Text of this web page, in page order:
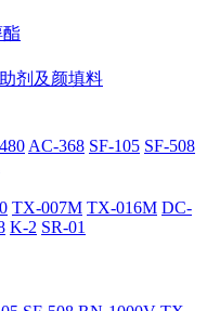
酯
助剂及颜填料
AC-368 SF-105 SF-508
TX-007M TX-016M DC-
K-2 SR-01